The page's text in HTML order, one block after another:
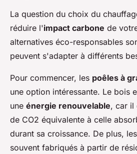
La question du choix du
réduire l'impact carbone de
alternatives éco-responsables
peuvent s'adapter à différents
Pour commencer, les poêles à
une option intéressante. Le bois
une énergie renouvelable, car il
de CO2 équivalente à celle
durant sa croissance. De plus,
souvent fabriqués à partir de